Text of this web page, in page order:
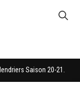
Saison 20-21.